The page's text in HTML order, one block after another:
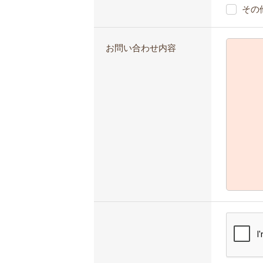
その
お問い合わせ内容